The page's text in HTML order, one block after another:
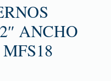
ANCHO